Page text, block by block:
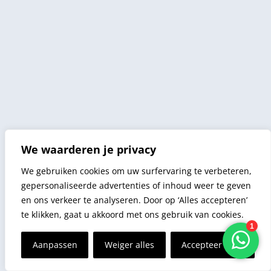
We waarderen je privacy
We gebruiken cookies om uw surfervaring te verbeteren,
gepersonaliseerde advertenties of inhoud weer te geven
en ons verkeer te analyseren. Door op ‘Alles accepteren’
te klikken, gaat u akkoord met ons gebruik van cookies.
Aanpassen Weiger alles Accepteer alles